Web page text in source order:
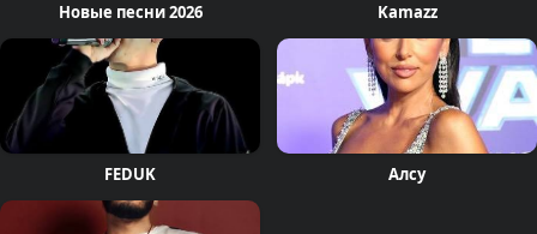
Новые песни 2026 Kamazz
FEDUK Алсу